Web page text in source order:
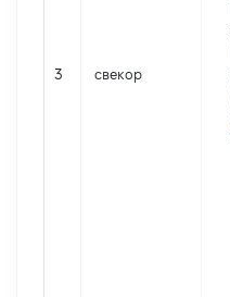
3 свекор